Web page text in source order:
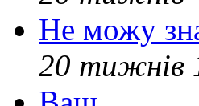
Не можу
20 тижнів